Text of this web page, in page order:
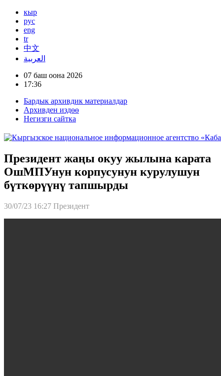
кыр
рус
eng
tr
中文
العربية
07 баш оона 2026
17:36
Бардык архивдик материалдар
Архивден издөө
Негизги сайтка
Президент жаңы окуу жылына карата
ОшМПУнун корпусунун курулушун
бүткөрүүнү тапшырды
30/07/23 16:27 Президент